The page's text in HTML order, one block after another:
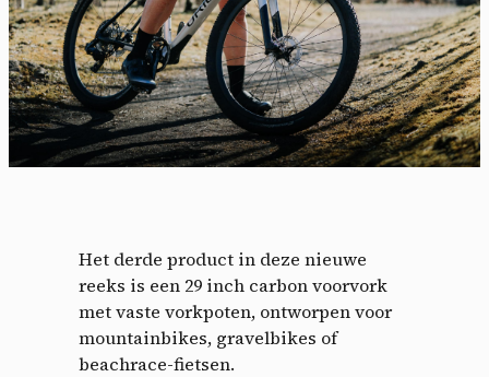
Het derde product in deze nieuwe
reeks is een 29 inch carbon voorvork
met vaste vorkpoten, ontworpen voor
mountainbikes, gravelbikes of
beachrace-fietsen.